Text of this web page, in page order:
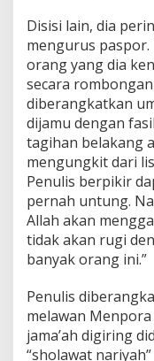
Disisi lain, dia
mengurus
orang yang dia
secara
diberangkatkan
dijamu dengan
tagihan belakang
mengungkit dari
Penulis berpikir
pernah untung.
Allah akan
tidak akan rugi
banyak orang ini.”
Penulis
melawan
jama’ah digiring
“sholawat